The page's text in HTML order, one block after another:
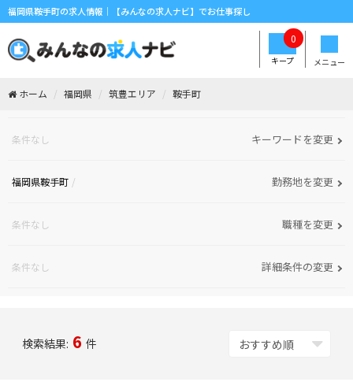
福岡県鞍手町の求人情報｜【みんなの求人ナビ】でお仕事探し
メニュー
キープ
0
ホーム 福岡県 筑豊エリア 鞍手町
条件なし キーワードを変更
福岡県鞍手町 勤務地を変更
条件なし 職種を変更
条件なし 詳細条件の変更
検索結果: 6 件